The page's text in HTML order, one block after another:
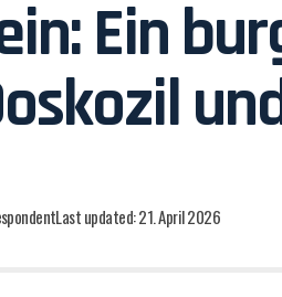
Ein
Last updated: 21. April 2026